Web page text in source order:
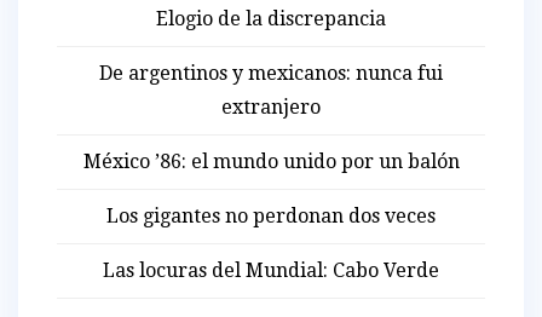
Elogio de la discrepancia
De argentinos y mexicanos: nunca fui
extranjero
México ’86: el mundo unido por un balón
Los gigantes no perdonan dos veces
Las locuras del Mundial: Cabo Verde